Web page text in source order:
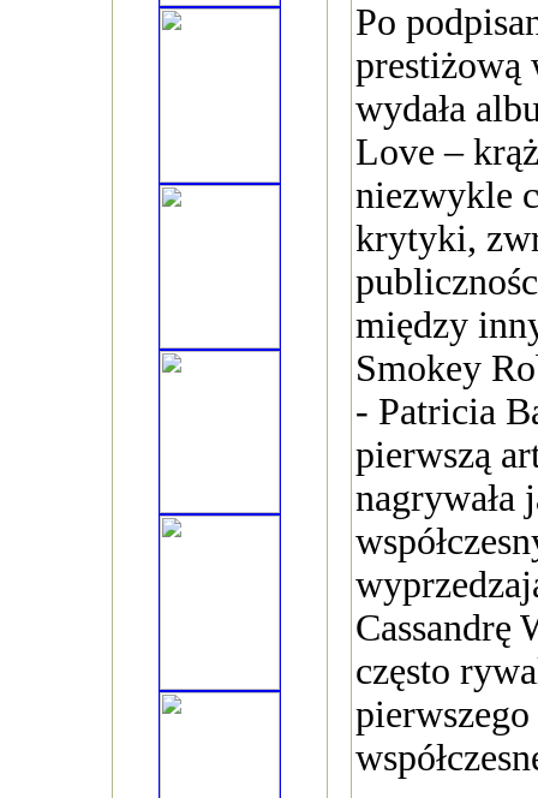
Po
prestiżową
wydała
Love –
niezwykle
krytyki,
między
Smokey
- Patricia
pierwszą
nagrywała
Cassandrę
często
pierwszego